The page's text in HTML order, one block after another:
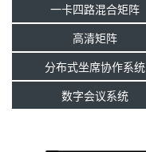
一卡四路混合矩阵
高清矩阵
分布式坐席协作系统
数字会议系统